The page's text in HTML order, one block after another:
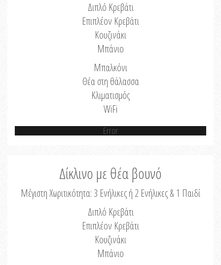
Διπλό Κρεβάτι
Επιπλέον Κρεβάτι
Κουζινάκι
Μπάνιο
Μπαλκόνι
Θέα στη θάλασσα
Κλιματισμός
WiFi
Error
Δίκλινο με θέα βουνό
Μέγιστη Χωριτικότητα: 3 Ενήλικες ή 2 Ενήλικες & 1 Παιδί
Διπλό Κρεβάτι
Επιπλέον Κρεβάτι
Κουζινάκι
Μπάνιο